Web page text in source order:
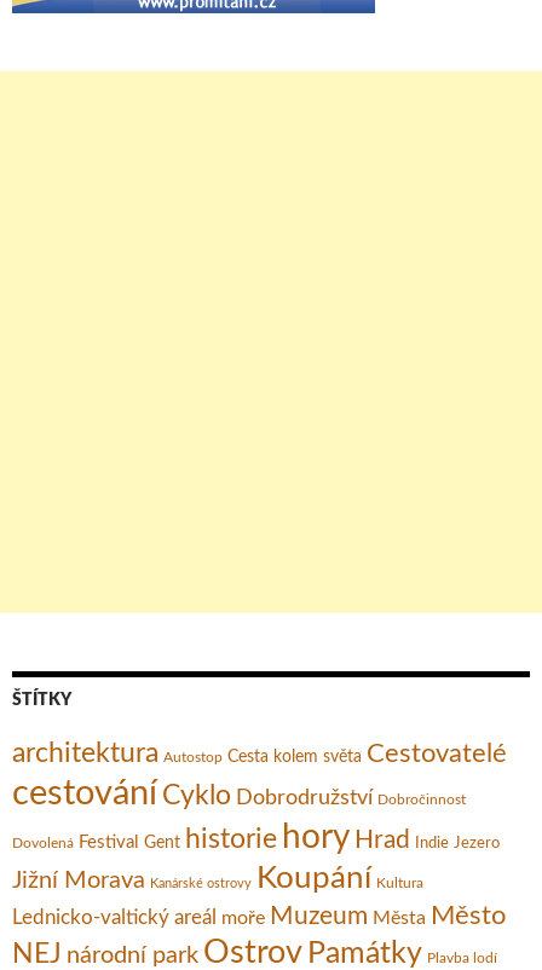
ŠTÍTKY
architektura Autostop Cesta kolem světa Cestovatelé
cestování Cyklo Dobrodružství Dobročinnost
Dovolená Festival Gent historie hory Hrad Indie Jezero
Jižní Morava Kanárské ostrovy Koupání Kultura
Lednicko-valtický areál moře Muzeum Města Město
NEJ národní park Ostrov Památky Plavba lodí